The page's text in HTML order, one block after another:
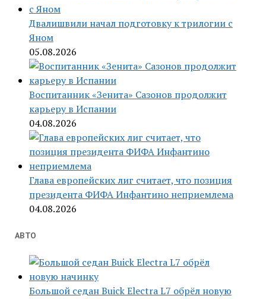
Двалишвили начал подготовку к трилогии с
Яном
05.08.2026
Воспитанник «Зенита» Сазонов продолжит
карьеру в Испании
04.08.2026
Глава европейских лиг считает, что позиция
президента ФИФА Инфантино неприемлема
04.08.2026
АВТО
Большой седан Buick Electra L7 обрёл новую